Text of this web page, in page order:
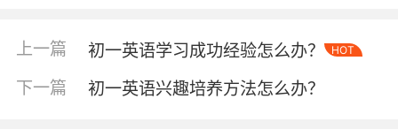
三、口语突破：从哑巴英语到自信表达 中国学生
普遍存在的开口焦虑症需要系统性破解。VIPKID
的AI口语评测系统显示，坚持每日15分钟情景对
话练习的学生，Fluency评分半年内提升2.3个等
上一篇 初一英语学习成功经验怎么办？ HOT
下一篇 初一英语兴趣培养方法怎么办？